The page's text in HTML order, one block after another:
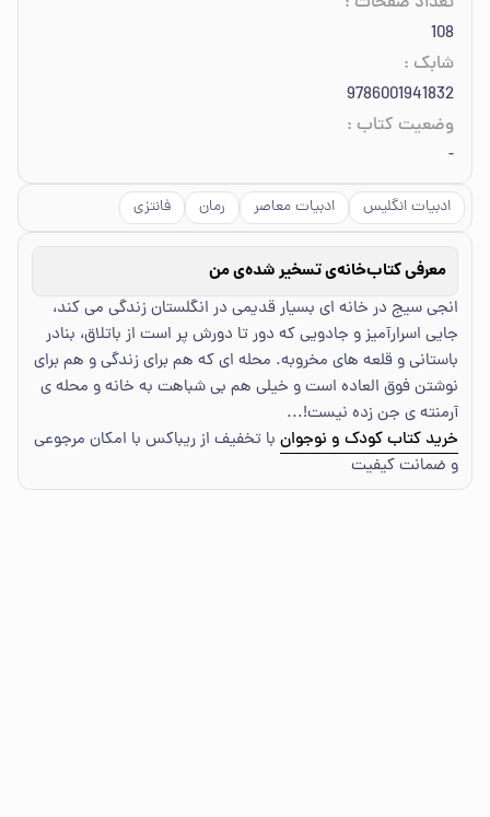
108
شابک :
9786001941832
وضعیت کتاب :
-
ادبیات انگلیس ادبیات معاصر رمان فانتزی
معرفی کتابخانه‌ی تسخیر شده‌ی من
انجی سیج در خانه ای بسیار قدیمی در انگلستان زندگی می کند،
جایی اسرارآمیز و جادویی که دور تا دورش پر است از باتلاق، بنادر
باستانی و قلعه های مخروبه. محله ای که هم برای زندگی و هم برای
نوشتن فوق العاده است و خیلی هم بی شباهت به خانه و محله ی
آرمنته ی جن زده نیست!...
خرید کتاب کودک و نوجوان با تخفیف از ریباکس با امکان مرجوعی
و ضمانت کیفیت